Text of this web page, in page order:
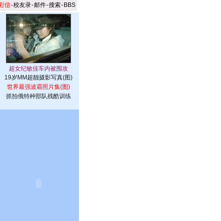
信-校友录-邮件-搜索- BBS
19岁MM超靓摄影写真(图)
世界最强波霸照片集(图)
抓拍俄特种部队残酷训练